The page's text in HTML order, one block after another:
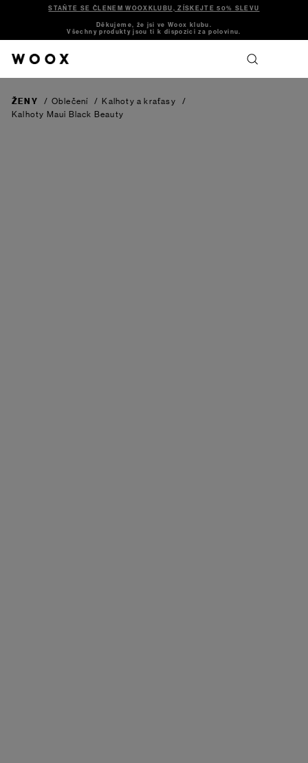
STAŇTE SE ČLENEM WOOXKLUBU, ZÍSKEJTE 50% SLEVU
Děkujeme, že jsi ve Woox klubu.
Všechny produkty jsou ti k dispozici za polovinu.
ŽENY / Oblečení / Kalhoty a kraťasy
/
Kalhoty Maui Black Beauty